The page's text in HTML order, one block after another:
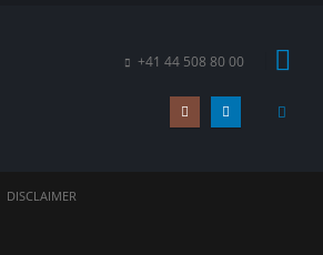
+41 44 508 80 00
DISCLAIMER